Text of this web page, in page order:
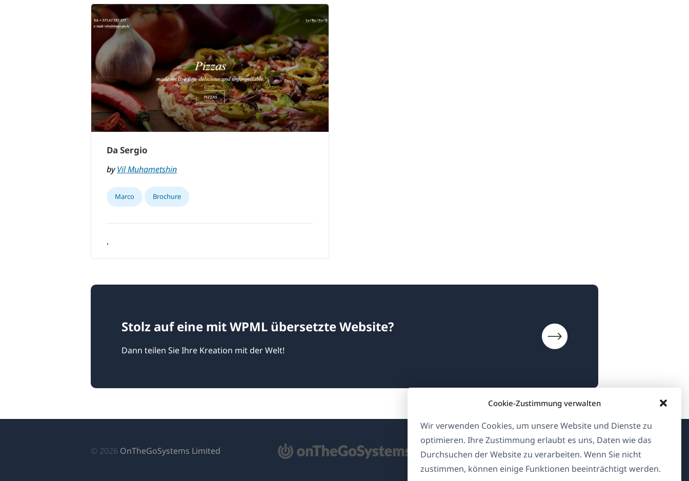
Cookie-Zustimmung verwalten
Wir verwenden Cookies, um unsere Website und Dienste zu
optimieren. Ihre Zustimmung erlaubt es uns, Daten wie das
Durchsuchen der Website zu verarbeiten. Wenn Sie nicht
zustimmen, können einige Funktionen beeinträchtigt werden.
Da Sergio
byVil Muhametshin
Marco Brochure
,
Stolz auf eine mit WPML übersetzte Website?
Dann teilen Sie Ihre Kreation mit der Welt!
© 2026 OnTheGoSystems Limited
Über WPML
DSGVO & Datenschutzrichtlinie